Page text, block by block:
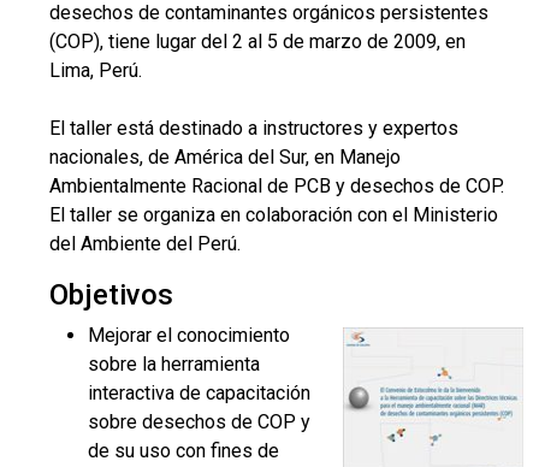
desechos de contaminantes orgánicos persistentes
(COP), tiene lugar del 2 al 5 de marzo de 2009, en
Lima, Perú.
El taller está destinado a instructores y expertos
nacionales, de América del Sur, en Manejo
Ambientalmente Racional de PCB y desechos de COP.
El taller se organiza en colaboración con el Ministerio
del Ambiente del Perú.
Objetivos
Mejorar el conocimiento
sobre la herramienta
interactiva de capacitación
sobre desechos de COP y
de su uso con fines de